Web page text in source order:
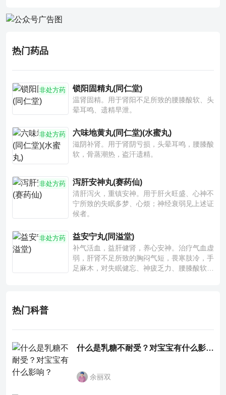
热门药品
非处方药 锁阳固精丸(同仁堂)
温肾固精。用于肾阳不足所致的腰膝酸软、头
晕耳鸣、遗精早泄。
非处方药 六味地黄丸(同仁堂)(水蜜丸)
滋阴补肾。用于肾阴亏损，头晕耳鸣，腰膝酸
软，骨蒸潮热，盗汗遗精。
非处方药 泻肝安神丸(赛药仙)
清肝泻火，重镇安神。用于肝火旺盛、心神不
宁所致的失眠多梦、心烦；神经衰弱见上述证
候者。
非处方药 益安宁丸(同溢堂)
补气活血，益肝健肾，养心安神。治疗气血虚
弱，肝肾不足所致的胸闷气短，畏寒肢冷，手
足麻木，对失眠健忘、神疲乏力、腰膝酸软也
热门科普
什么是乳糖不耐受？对宝宝有什么影响？
余丽双